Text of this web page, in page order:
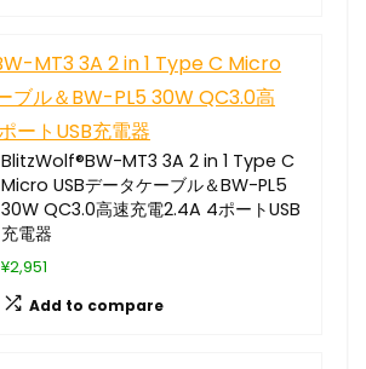
BlitzWolf®BW-MT3 3A 2 in 1 Type C
Micro USBデータケーブル＆BW-PL5
30W QC3.0高速充電2.4A 4ポートUSB
充電器
¥2,951
Add to compare